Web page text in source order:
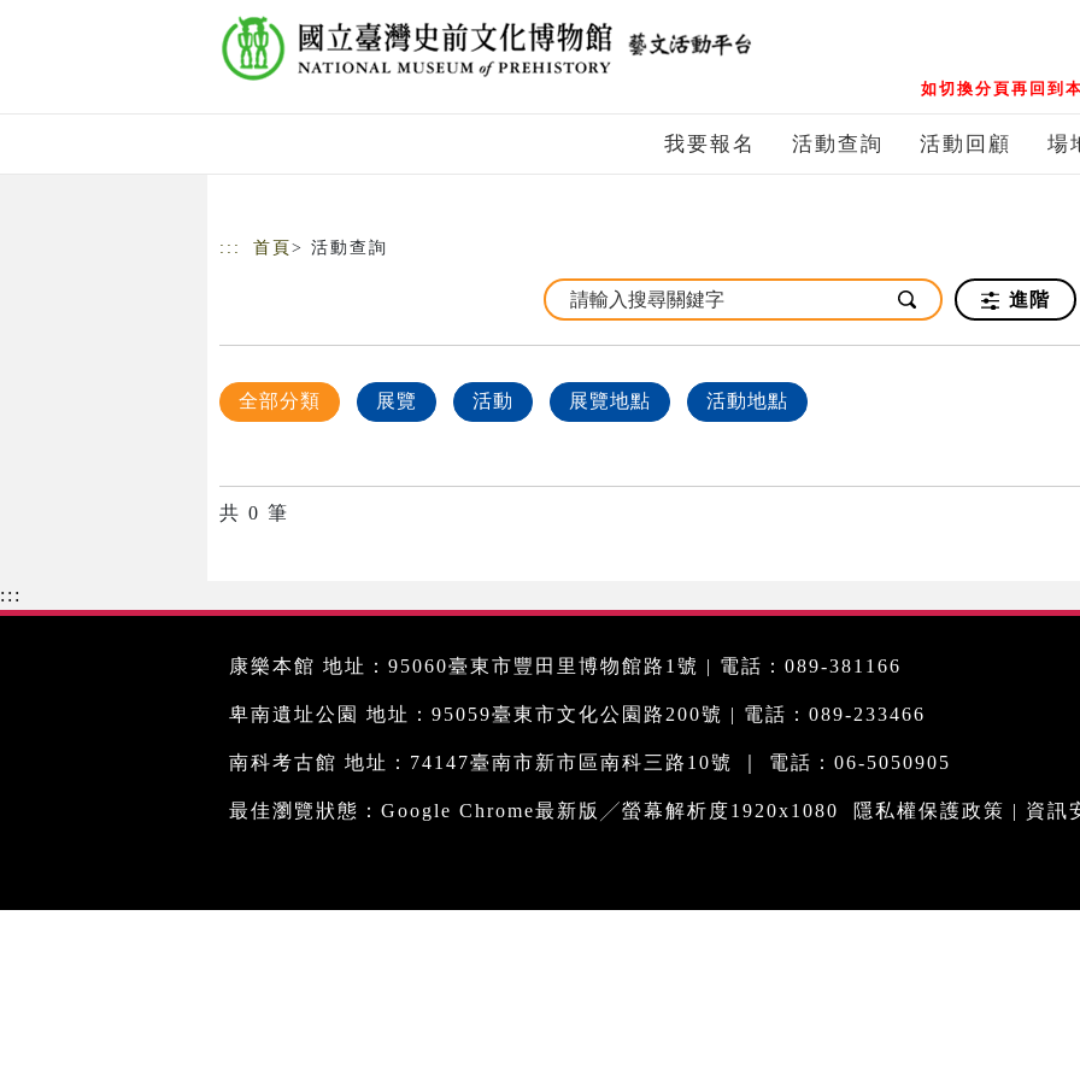
如切換分頁再回到
我要報名 活動查詢 活動回顧 場
::: 首頁 > 活動查詢
進階
全部分類 展覽 活動 展覽地點 活動地點
共 0 筆
:::
康樂本館 地址：95060臺東市豐田里博物館路1號 | 電話：089-381166
卑南遺址公園 地址：95059臺東市文化公園路200號 | 電話：089-233466
南科考古館 地址：74147臺南市新市區南科三路10號 ｜ 電話：06-5050905
最佳瀏覽狀態：Google Chrome最新版╱螢幕解析度1920x1080 隱私權保護政策 | 資訊